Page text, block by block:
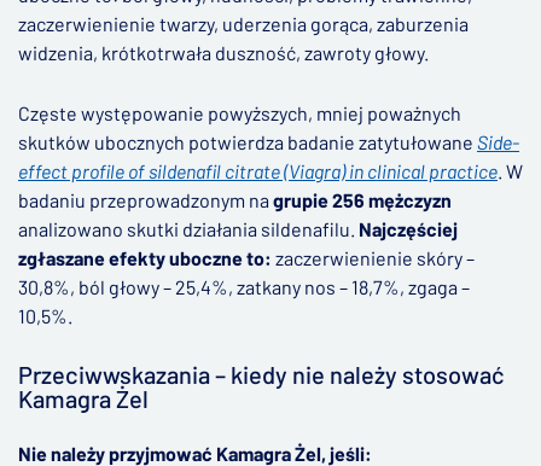
zaczerwienienie twarzy, uderzenia gorąca, zaburzenia
widzenia, krótkotrwała duszność, zawroty głowy.
Częste występowanie powyższych, mniej poważnych
skutków ubocznych potwierdza badanie zatytułowane Side-
effect profile of sildenafil citrate (Viagra) in clinical practice. W
badaniu przeprowadzonym na grupie 256 mężczyzn
analizowano skutki działania sildenafilu. Najczęściej
zgłaszane efekty uboczne to: zaczerwienienie skóry –
30,8%, ból głowy – 25,4%, zatkany nos – 18,7%, zgaga –
10,5%.
Przeciwwskazania – kiedy nie należy stosować
Kamagra Żel
Nie należy przyjmować Kamagra Żel, jeśli: